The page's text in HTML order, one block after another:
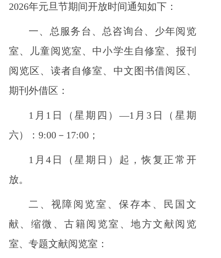
2026年元旦节期间开放时间通知如下：
一、总服务台、总咨询台、少年阅览
室、儿童阅览室、中小学生自修室、报刊
阅览区、读者自修室、中文图书借阅区、
期刊外借区：
1月1日（星期四）—1月3日（星期
六）：9:00－17:00；
1月4日（星期日）起，恢复正常开
放。
二、视障阅览室、保存本、民国文
献、缩微、古籍阅览室、地方文献阅览
室、专题文献阅览室：